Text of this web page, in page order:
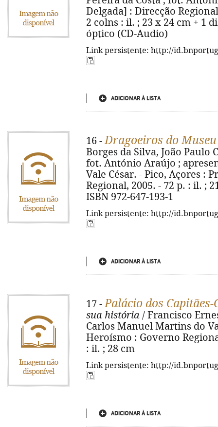
Delgada] : Direcção
2 colns : il. ; 23 x 24 cm + 1
óptico (CD-Audio)
Link persistente: http://
ADICIONAR À LISTA
16 -Dragoeiros do
Borges da Silva, João Paulo
fot. António Araújo ;
Vale César. - Pico, Açores :
Regional, 2005. - 72 p. : il. ;
ISBN 972-647-193-1
Link persistente: http://
ADICIONAR À LISTA
17 -Palácio dos Capitães-
sua história / Francisco
Carlos Manuel Martins do
Heroísmo : Governo
: il. ; 28 cm
Link persistente: http://
ADICIONAR À LISTA